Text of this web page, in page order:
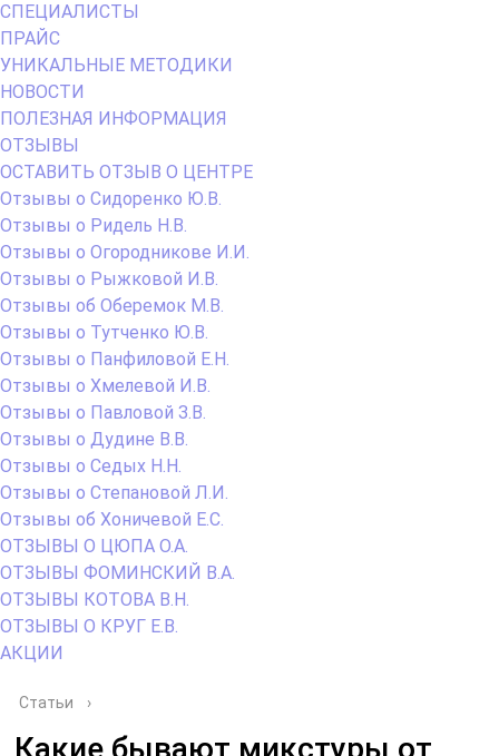
СПЕЦИАЛИСТЫ
ПРАЙС
УНИКАЛЬНЫЕ МЕТОДИКИ
НОВОСТИ
ПОЛЕЗНАЯ ИНФОРМАЦИЯ
ОТЗЫВЫ
ОСТАВИТЬ ОТЗЫВ О ЦЕНТРЕ
Отзывы о Сидоренко Ю.В.
Отзывы о Ридель Н.В.
Отзывы о Огородникове И.И.
Отзывы о Рыжковой И.В.
Отзывы об Оберемок М.В.
Отзывы о Тутченко Ю.В.
Отзывы о Панфиловой Е.Н.
Отзывы о Хмелевой И.В.
Отзывы о Павловой З.В.
Отзывы о Дудине В.В.
Отзывы о Седых Н.Н.
Отзывы о Степановой Л.И.
Отзывы об Хоничевой Е.С.
ОТЗЫВЫ О ЦЮПА О.А.
ОТЗЫВЫ ФОМИНСКИЙ В.А.
ОТЗЫВЫ КОТОВА В.Н.
ОТЗЫВЫ О КРУГ Е.В.
АКЦИИ
Статьи ›